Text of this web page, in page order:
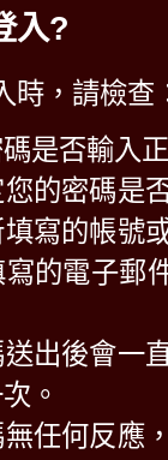
入?
時，請檢查
是否輸入
的密碼是
寫的帳號
的電子郵
出後會一
。
任何反應